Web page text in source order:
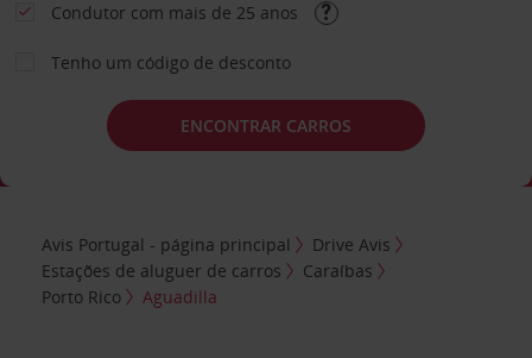
Condutor com mais de 25 anos
Tenho um código de desconto
ENCONTRAR CARROS
Avis Portugal - página principal
Drive Avis
Estações de aluguer de carros
Caraíbas
Porto Rico
Aguadilla